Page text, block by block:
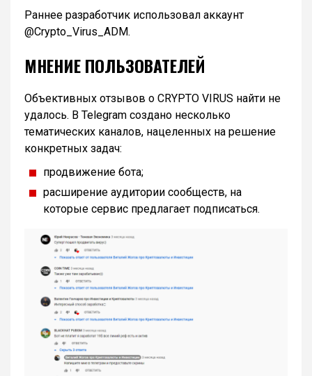
Раннее разработчик использовал аккаунт
@Crypto_Virus_ADM.
МНЕНИЕ ПОЛЬЗОВАТЕЛЕЙ
Объективных отзывов о CRYPTO VIRUS найти не
удалось. В Telegram создано несколько
тематических каналов, нацеленных на решение
конкретных задач:
продвижение бота;
расширение аудитории сообществ, на
которые сервис предлагает подписаться.